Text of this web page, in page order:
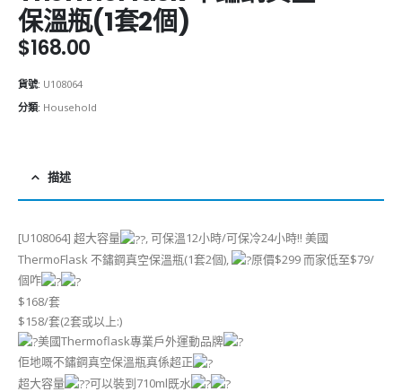
保溫瓶(1套2個)
$168.00
貨號: U108064
分類: Household
描述
[U108064] 超大容量
, 可保溫12小時/可保冷24小時!! 美國
ThermoFlask 不鏽鋼真空保溫瓶(1套2個),
原價$299 而家低至$79/
個咋
$168/套
$158/套(2套或以上:)
美國Thermoflask專業戶外運動品牌
佢地嘅不鏽鋼真空保溫瓶真係超正
超大容量
可以裝到710ml既水